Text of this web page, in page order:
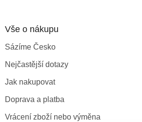
Vše o nákupu
Sázíme Česko
Nejčastější dotazy
Jak nakupovat
Doprava a platba
Vrácení zboží nebo výměna